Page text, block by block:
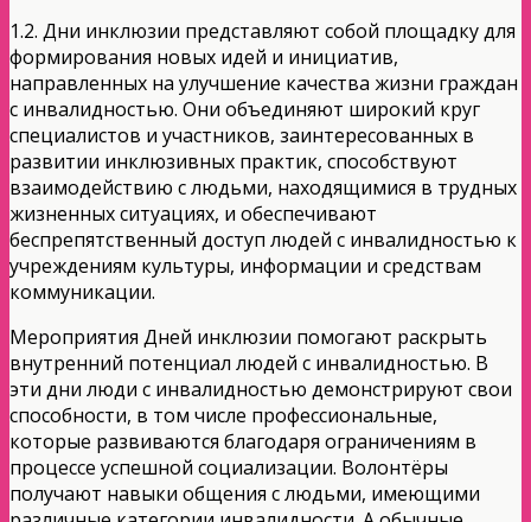
1.2. Дни инклюзии представляют собой площадку для
формирования новых идей и инициатив,
направленных на улучшение качества жизни граждан
с инвалидностью. Они объединяют широкий круг
специалистов и участников, заинтересованных в
развитии инклюзивных практик, способствуют
взаимодействию с людьми, находящимися в трудных
жизненных ситуациях, и обеспечивают
беспрепятственный доступ людей с инвалидностью к
учреждениям культуры, информации и средствам
коммуникации.
Мероприятия Дней инклюзии помогают раскрыть
внутренний потенциал людей с инвалидностью. В
эти дни люди с инвалидностью демонстрируют свои
способности, в том числе профессиональные,
которые развиваются благодаря ограничениям в
процессе успешной социализации. Волонтёры
получают навыки общения с людьми, имеющими